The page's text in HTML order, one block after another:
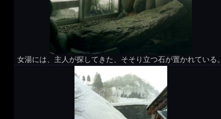
女湯には、主人が探してきた、そそり立つ石が置かれている